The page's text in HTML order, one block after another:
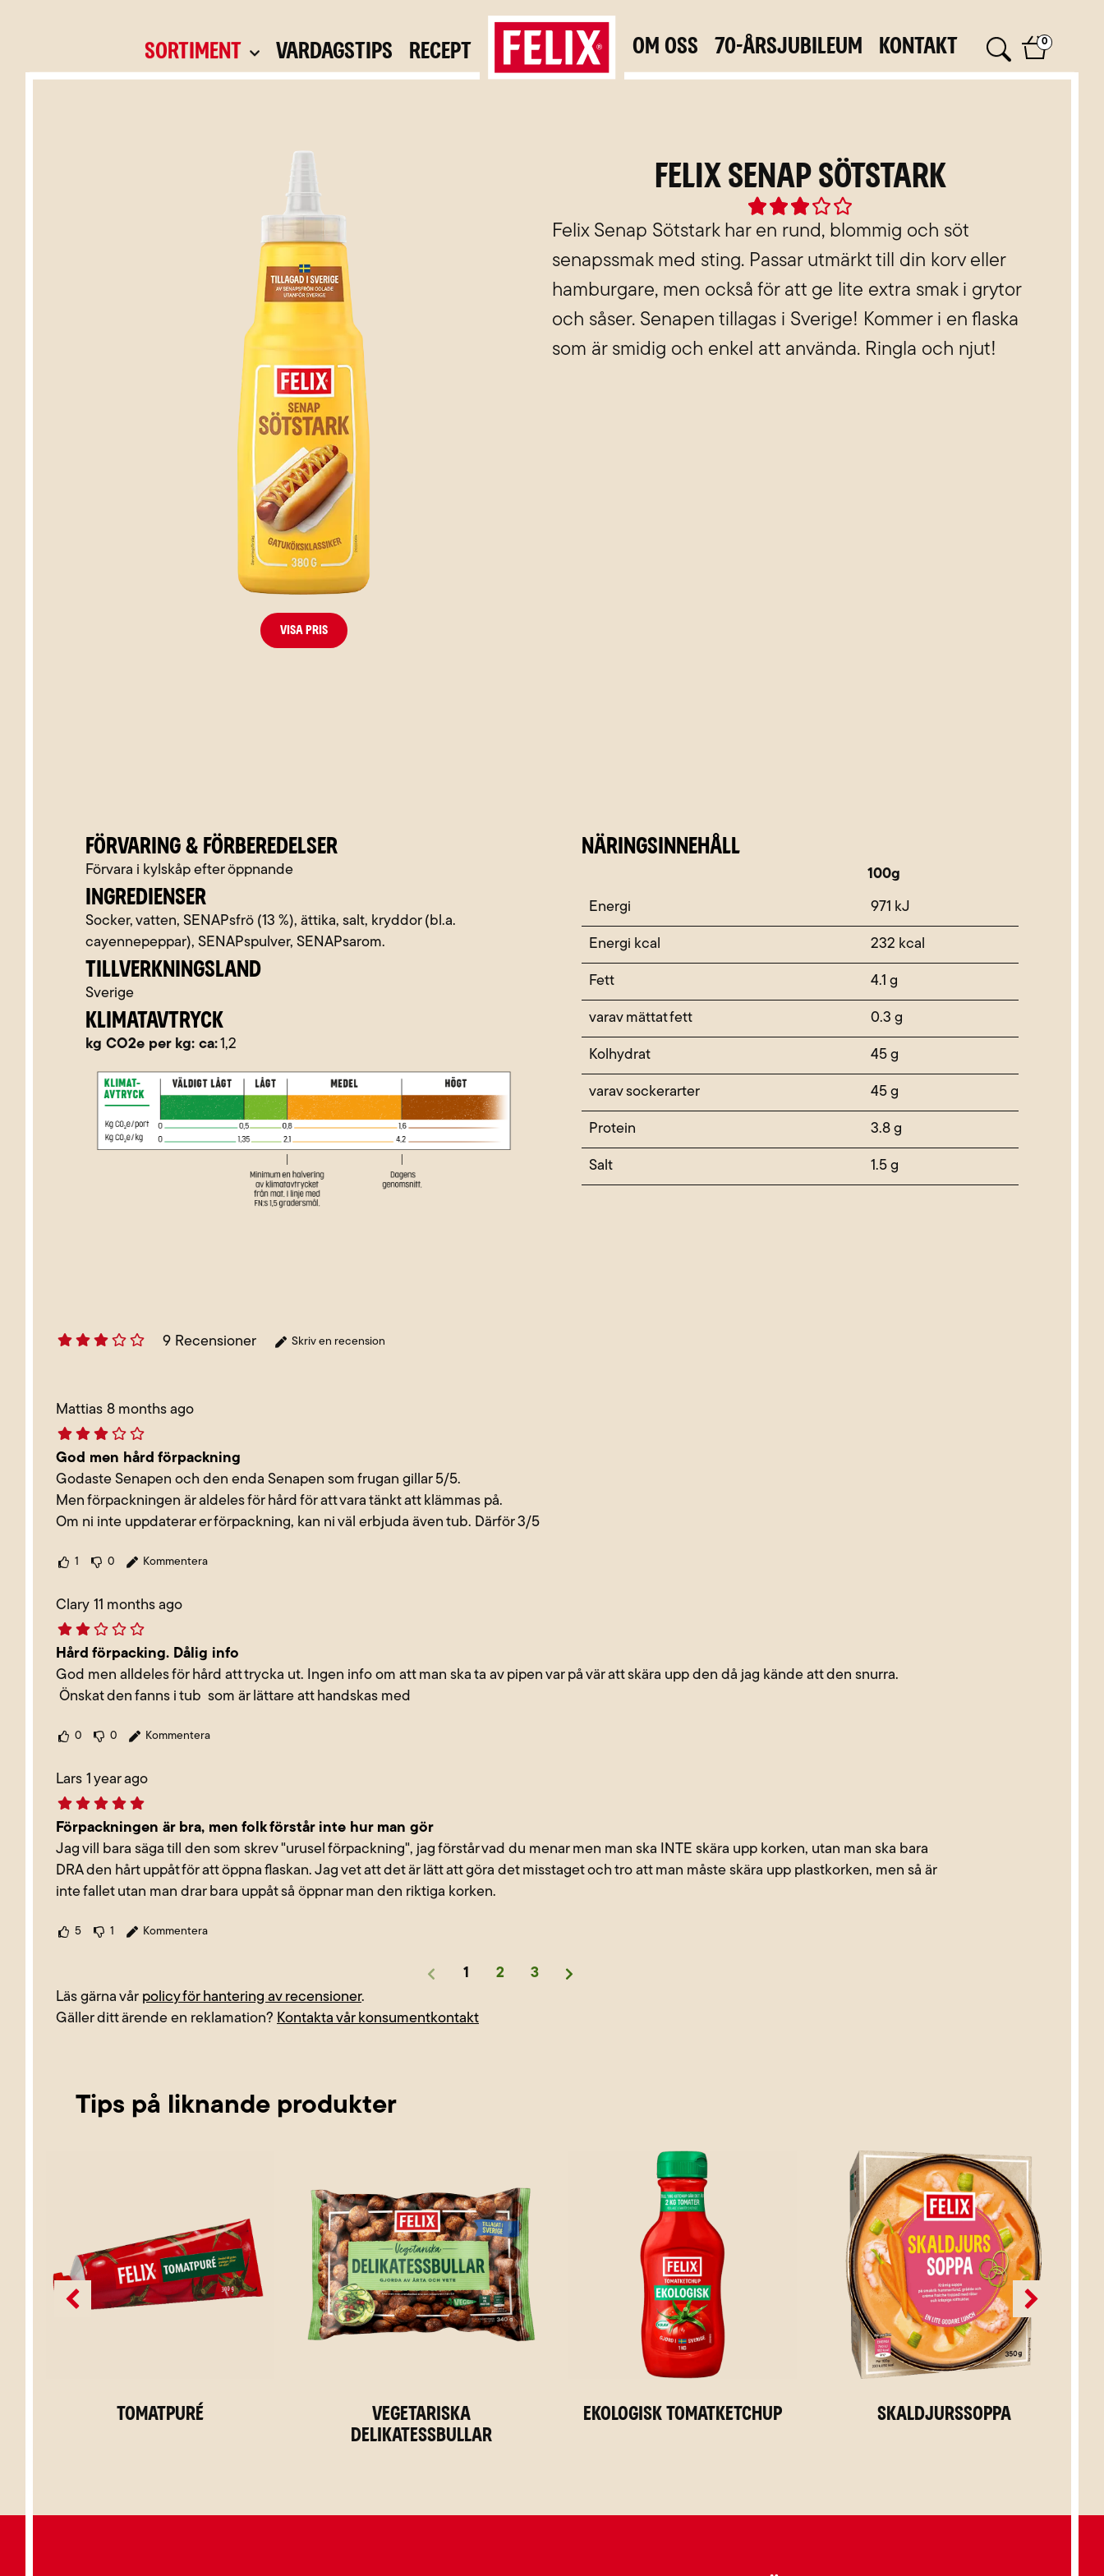
Sortiment Vardagstips Recept Om oss 70-årsjubileum Kontakt 0
Visa pris
Felix Senap Sötstark

3
out
of
5
Felix Senap Sötstark har en rund, blommig och söt
senapssmak med sting. Passar utmärkt till din korv eller
hamburgare, men också för att ge lite extra smak i grytor
och såser. Senapen tillagas i Sverige! Kommer i en flaska
som är smidig och enkel att använda. Ringla och njut!
FÖRVARING & FÖRBEREDELSER
Förvara i kylskåp efter öppnande
INGREDIENSER
Socker, vatten, SENAPsfrö (13 %), ättika, salt, kryddor (bl.a.
cayennepeppar), SENAPspulver, SENAPsarom.
TILLVERKNINGSLAND
Sverige
KLIMATAVTRYCK
kg CO2e per kg: ca:1,2
NÄRINGSINNEHÅLL
100g
Energi 971 kJ
Energi kcal 232 kcal
Fett 4.1 g
varav mättat fett 0.3 g
Kolhydrat 45 g
varav sockerarter 45 g
Protein 3.8 g
Salt 1.5 g
9 Recensioner Skriv en recension
Mattias 8 months ago
God men hård förpackning
Godaste Senapen och den enda Senapen som frugan gillar 5/5.
Men förpackningen är aldeles för hård för att vara tänkt att klämmas på.
Om ni inte uppdaterar er förpackning, kan ni väl erbjuda även tub. Därför 3/5
1 0 Kommentera
Clary 11 months ago
Hård förpacking. Dålig info
God men alldeles för hård att trycka ut. Ingen info om att man ska ta av pipen var på vär att skära upp den då jag kände att den snurra.
Önskat den fanns i tub som är lättare att handskas med
0 0 Kommentera
Lars 1 year ago
Förpackningen är bra, men folk förstår inte hur man gör
Jag vill bara säga till den som skrev "urusel förpackning", jag förstår vad du menar men man ska INTE skära upp korken, utan man ska bara
DRA den hårt uppåt för att öppna flaskan. Jag vet att det är lätt att göra det misstaget och tro att man måste skära upp plastkorken, men så är
inte fallet utan man drar bara uppåt så öppnar man den riktiga korken.
5 1 Kommentera
1 2
3
Läs gärna vår policy för hantering av recensioner.
Gäller ditt ärende en reklamation? Kontakta vår konsumentkontakt
Tips på liknande produkter
Tomatpuré
Vegetariska
Delikatessbullar
Ekologisk Tomatketchup Skaldjurssoppa